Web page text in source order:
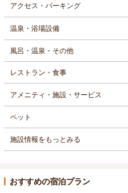
アクセス・パーキング
温泉・浴場設備
風呂・温泉・その他
レストラン・食事
アメニティ・施設・サービス
ペット
施設情報をもっとみる
おすすめの宿泊プラン